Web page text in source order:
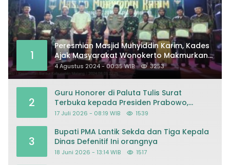
1
Peresmian Masjid Muhyiddin Karim, Kades
Ajak Masyarakat Wonokerto Makmurkan
Masjid
4 Agustus 2024 - 00:35 WIB 3253
2
Guru Honorer di Paluta Tulis Surat
Terbuka kepada Presiden Prabowo,
Mohon Keadilan atas Dugaan
17 Juli 2026 - 08:19 WIB 1539
3
Bupati PMA Lantik Sekda dan Tiga Kepala
Dinas Defenitif Ini orangnya
18 Juni 2026 - 13:14 WIB 1517